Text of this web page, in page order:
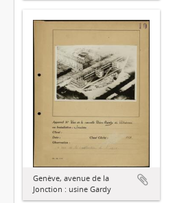
Genève, avenue de la
Jonction : usine Gardy